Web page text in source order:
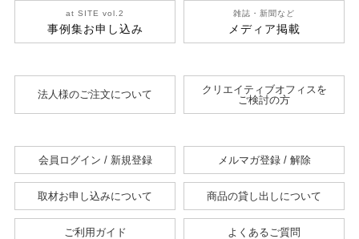
at SITE vol.2
事例集お申し込み
雑誌・新聞など
メディア掲載
法人様のご注文について
クリエイティブオフィスを
ご検討の方
会員ログイン / 新規登録 メルマガ登録 / 解除
取材お申し込みについて 商品の貸し出しについて
ご利用ガイド よくあるご質問